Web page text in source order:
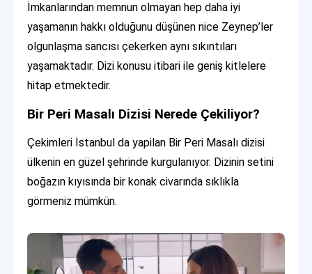
İmkanlarından memnun olmayan hep daha iyi
yaşamanın hakkı olduğunu düşünen nice Zeynep’ler
olgunlaşma sancısı çekerken aynı sıkıntıları
yaşamaktadır. Dizi konusu itibari ile geniş kitlelere
hitap etmektedir.
Bir Peri Masalı Dizisi Nerede Çekiliyor?
Çekimleri İstanbul da yapilan Bir Peri Masalı dizisi
ülkenin en güzel şehrinde kurgulanıyor. Dizinin setini
boğazın kıyısında bir konak civarında sıklıkla
görmeniz mümkün.